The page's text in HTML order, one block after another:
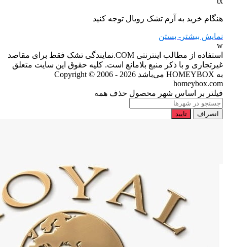
هنگام خرید به آرم تشک رویال توجه کنید
نمایش بیشتر - بستن
w
استفاده از مطالب اینترنتی COM.نمایندگی تشک فقط برای مقاصد
غیرتجاری و با ذکر منبع بلامانع است. کلیه حقوق این سایت متعلق
به HOMEYBOX می‌باشد
Copyright © 2006 - 2026
homeybox.com
فیلتر بر اساس شهر محصول حذف همه
انصراف تایید